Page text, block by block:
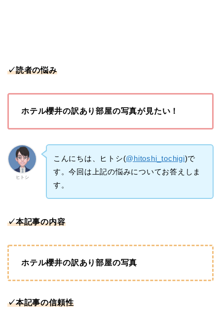
✓読者の悩み
ホテル櫻井の訳あり部屋の写真が見たい！
ヒトシ
こんにちは、ヒトシ(@hitoshi_tochigi)で
す。今回は上記の悩みについてお答えしま
す。
✓本記事の内容
ホテル櫻井の訳あり部屋の写真
✓本記事の信頼性